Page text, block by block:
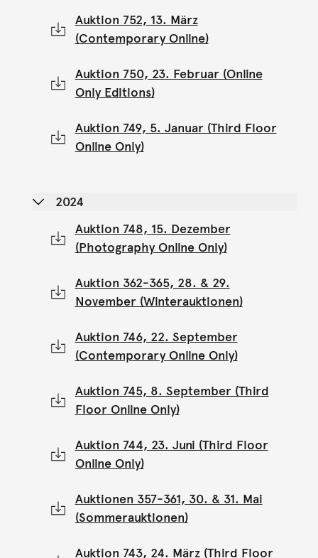
Auktion 752, 13. März
(Contemporary Online)
Auktion 750, 23. Februar (Online
Only Editions)
Auktion 749, 5. Januar (Third Floor
Online Only)
2024
Auktion 748, 15. Dezember
(Photography Online Only)
Auktion 362-365, 28. & 29.
November (Winterauktionen)
Auktion 746, 22. September
(Contemporary Online Only)
Auktion 745, 8. September (Third
Floor Online Only)
Auktion 744, 23. Juni (Third Floor
Online Only)
Auktionen 357-361, 30. & 31. Mai
(Sommerauktionen)
Auktion 743, 24. März (Third Floor